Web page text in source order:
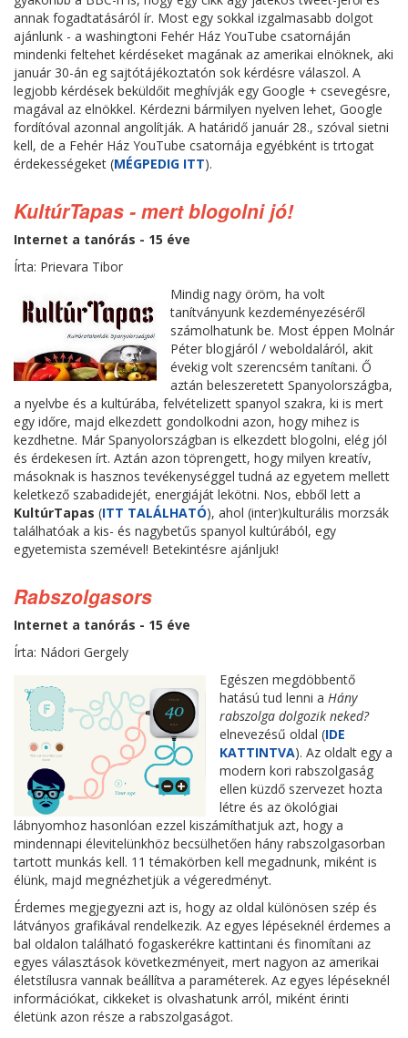
annak fogadtatásáról ír. Most egy sokkal izgalmasabb dolgot
ajánlunk - a washingtoni Fehér Ház YouTube csatornáján
mindenki feltehet kérdéseket magának az amerikai elnöknek, aki
január 30-án eg sajtótájékoztatón sok kérdésre válaszol. A
legjobb kérdések beküldőit meghívják egy Google + csevegésre,
magával az elnökkel. Kérdezni bármilyen nyelven lehet, Google
fordítóval azonnal angolítják. A határidő január 28., szóval sietni
kell, de a Fehér Ház YouTube csatornája egyébként is trtogat
érdekességeket (MÉGPEDIG ITT).
KultúrTapas - mert blogolni jó!
Internet a tanórás - 15 éve
Írta: Prievara Tibor
Mindig nagy öröm, ha volt
tanítványunk kezdeményezéséről
számolhatunk be. Most éppen Molnár
Péter blogjáról / weboldaláról, akit
évekig volt szerencsém tanítani. Ő
aztán beleszeretett Spanyolországba,
a nyelvbe és a kultúrába, felvételizett spanyol szakra, ki is mert
egy időre, majd elkezdett gondolkodni azon, hogy mihez is
kezdhetne. Már Spanyolországban is elkezdett blogolni, elég jól
és érdekesen írt. Aztán azon töprengett, hogy milyen kreatív,
másoknak is hasznos tevékenységgel tudná az egyetem mellett
keletkező szabadidejét, energiáját lekötni. Nos, ebből lett a
KultúrTapas (ITT TALÁLHATÓ), ahol (inter)kulturális morzsák
találhatóak a kis- és nagybetűs spanyol kultúrából, egy
egyetemista szemével! Betekintésre ajánljuk!
Rabszolgasors
Internet a tanórás - 15 éve
Írta: Nádori Gergely
Egészen megdöbbentő
hatású tud lenni a Hány
rabszolga dolgozik neked?
elnevezésű oldal (IDE
KATTINTVA). Az oldalt egy a
modern kori rabszolgaság
ellen küzdő szervezet hozta
létre és az ökológiai
lábnyomhoz hasonlóan ezzel kiszámíthatjuk azt, hogy a
mindennapi élevitelünkhöz becsülhetően hány rabszolgasorban
tartott munkás kell. 11 témakörben kell megadnunk, miként is
élünk, majd megnézhetjük a végeredményt.
Érdemes megjegyezni azt is, hogy az oldal különösen szép és
látványos grafikával rendelkezik. Az egyes lépéseknél érdemes a
bal oldalon található fogaskerékre kattintani és finomítani az
egyes választások következményeit, mert nagyon az amerikai
életstílusra vannak beállítva a paraméterek. Az egyes lépéseknél
információkat, cikkeket is olvashatunk arról, miként érinti
életünk azon része a rabszolgaságot.